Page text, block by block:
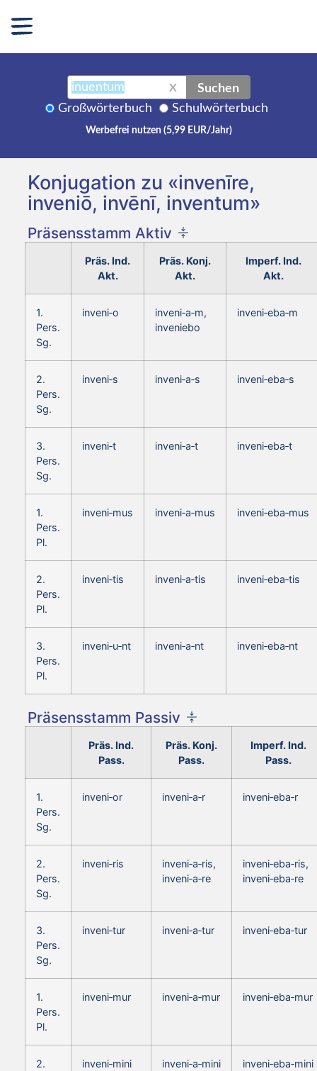
X Suchen
Großwörterbuch Schulwörterbuch
Werbefrei nutzen (5,99 EUR/Jahr)
Konjugation zu «invenīre,
inveniō, invēnī, inventum»
Präsensstamm Aktiv
Präs. Ind.
Akt.
Präs. Konj.
Akt.
Imperf. Ind.
Akt.
1.
Pers.
Sg.
inveni‑o
inveni‑a‑m,
inveniebo
inveni‑eba‑m
2.
Pers.
Sg.
inveni‑s inveni‑a‑s inveni‑eba‑s
3.
Pers.
Sg.
inveni‑t inveni‑a‑t inveni‑eba‑t
1.
Pers.
Pl.
inveni‑mus inveni‑a‑mus inveni‑eba‑mus
2.
Pers.
Pl.
inveni‑tis inveni‑a‑tis inveni‑eba‑tis
3.
Pers.
Pl.
inveni‑u‑nt inveni‑a‑nt inveni‑eba‑nt
Präsensstamm Passiv
Präs. Ind.
Pass.
Präs. Konj.
Pass.
Imperf. Ind.
Pass.
1.
Pers.
Sg.
inveni‑or inveni‑a‑r inveni‑eba‑r
2.
Pers.
Sg.
inveni‑ris
inveni‑a‑ris,
inveni‑a‑re
inveni‑eba‑ris,
inveni‑eba‑re
3.
Pers.
Sg.
inveni‑tur inveni‑a‑tur inveni‑eba‑tur
1.
Pers.
Pl.
inveni‑mur inveni‑a‑mur inveni‑eba‑mur
2.
inveni‑mini inveni‑a‑mini inveni‑eba‑mini